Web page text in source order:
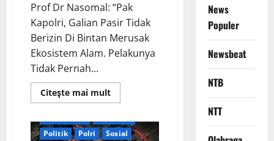
Prof Dr Nasomal: “Pak
Kapolri, Galian Pasir Tidak
Berizin Di Bintan Merusak
Ekosistem Alam. Pelakunya
Tidak Pernah...
Citeşte mai multRead
more
Dr
Nasomal:
DPR RI/DPRD
Keamanan
Kejaksaan Agung RI
Kementerian RI
Kesehatan
KPK
Kriminal
Lembaga
Nasional
News Populer
Palembang
Pemerintah
Politik
Polri
Sosial
News
Populer
Newsbeat
NTB
NTT